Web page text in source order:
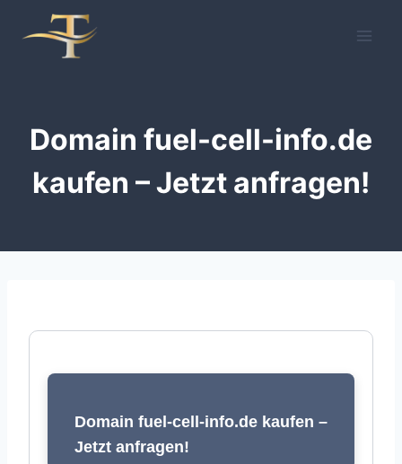
Inhalt
Domain fuel-cell-info.de
kaufen – Jetzt anfragen!
Domain fuel-cell-info.de kaufen –
Jetzt anfragen!